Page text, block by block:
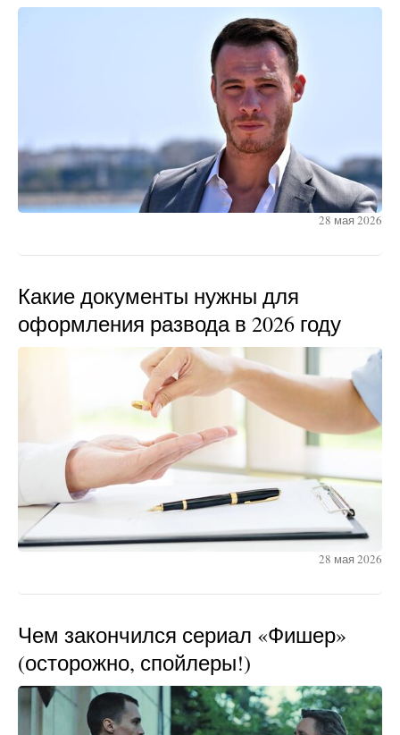
28 мая 2026
Какие документы нужны для
оформления развода в 2026 году
28 мая 2026
Чем закончился сериал «Фишер»
(осторожно, спойлеры!)